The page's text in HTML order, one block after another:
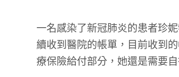
一名感染了新冠肺炎的患者珍
續收到醫院的帳單，目前收到
療保險給付部分，她還是需要